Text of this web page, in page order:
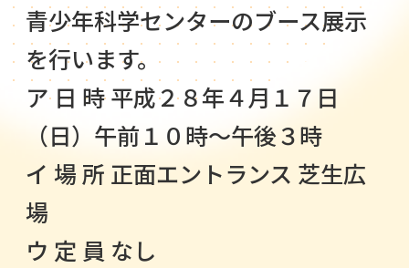
青少年科学センターのブース展示
を行います。
ア 日 時 平成２８年４月１７日
（日）午前１０時～午後３時
イ 場 所 正面エントランス 芝生広
場
ウ 定 員 なし